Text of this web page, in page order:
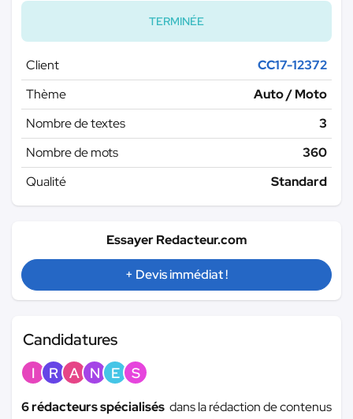
TERMINÉE
Client
CC17-12372
Thème
Auto / Moto
Nombre de textes
3
Nombre de mots
360
Qualité
Standard
Essayer Redacteur.com
+ Devis immédiat !
Candidatures
I R A N E S
6 rédacteurs spécialisés dans la rédaction de contenus